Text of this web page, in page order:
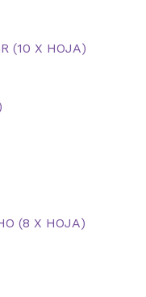
(10 X HOJA)
(8 X HOJA)